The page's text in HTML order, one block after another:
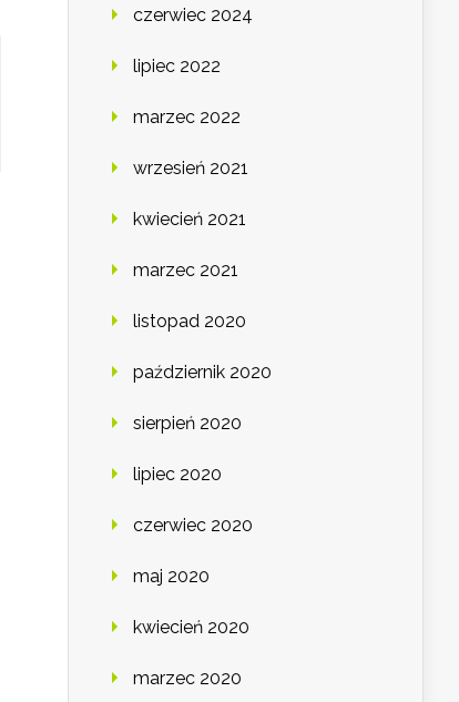
czerwiec 2024
lipiec 2022
marzec 2022
wrzesień 2021
kwiecień 2021
marzec 2021
listopad 2020
październik 2020
sierpień 2020
lipiec 2020
czerwiec 2020
maj 2020
kwiecień 2020
marzec 2020